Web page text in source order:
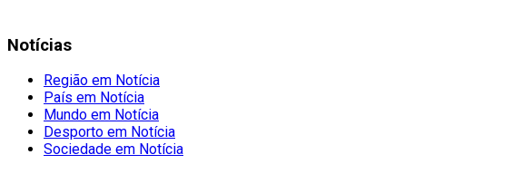
Notícias
Região em Notícia
País em Notícia
Mundo em Notícia
Desporto em Notícia
Sociedade em Notícia